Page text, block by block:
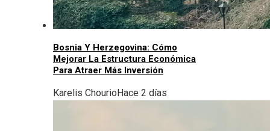
Bosnia Y Herzegovina: Cómo
Mejorar La Estructura Económica
Para Atraer Más Inversión
Karelis ChourioHace 2 días